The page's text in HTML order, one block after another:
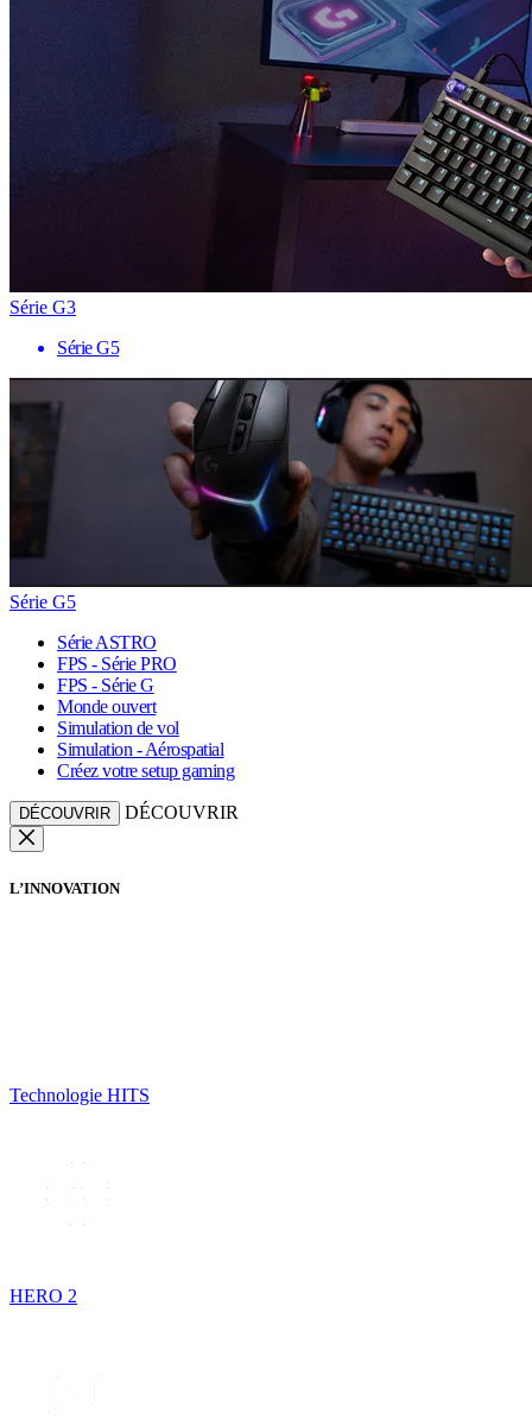
Série G3
Série G5
Série G5
Série ASTRO
FPS - Série PRO
FPS - Série G
Monde ouvert
Simulation de vol
Simulation - Aérospatial
Créez votre setup gaming
DÉCOUVRIR DÉCOUVRIR
L’INNOVATION
Technologie HITS
HERO 2